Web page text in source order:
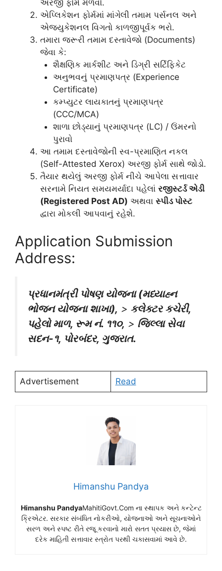
અરજી ફોર્મ મેળવો.
એપ્લિકેશન ફોર્મમાં માંગેલી તમામ પર્સનલ અને
એજ્યુકેશનલ વિગતો કાળજીપૂર્વક ભરો.
તમારા જરૂરી તમામ દસ્તાવેજો (Documents)
જેવા કે:
શૈક્ષણિક માર્કશીટ અને ડિગ્રી સર્ટિફિકેટ
અનુભવનું પ્રમાણપત્ર (Experience
Certificate)
કમ્પ્યુટર લાયકાતનું પ્રમાણપત્ર
(CCC/MCA)
શાળા છોડ્યાનું પ્રમાણપત્ર (LC) / ઉંમરનો
પુરાવો
આ તમામ દસ્તાવેજોની સ્વ-પ્રમાણિત નકલ
(Self-Attested Xerox) અરજી ફોર્મ સાથે જોડો.
તૈયાર થયેલું અરજી ફોર્મ નીચે આપેલા સત્તાવાર
સરનામે નિયત સમયમર્યાદા પહેલાં રજીસ્ટર્ડ એડી
(Registered Post AD) અથવા સ્પીડ પોસ્ટ
દ્વારા મોકલી આપવાનું રહેશે.
Application Submission
Address:
પ્રધાનમંત્રી પોષણ યોજના (મધ્યાહ્ન
ભોજન યોજના શાખા), > કલેક્ટર કચેરી,
પહેલો માળ, રૂમ નં. ૧૧૦, > જિલ્લા સેવા
સદન-૧, પોરબંદર, ગુજરાત.
Advertisement Read
Himanshu Pandya
Himanshu PandyaMahitiGovt.Com ના સ્થાપક અને કન્ટેન્ટ
ક્રિએટર. સરકાર સંબંધિત નોકરીઓ, યોજનાઓ અને સૂચનાઓને
સરળ અને સ્પષ્ટ રીતે રજૂ કરવાનો મારો સતત પ્રયાસ છે, જેમાં
દરેક માહિતી સત્તાવાર સ્ત્રોત પરથી ચકાસવામાં આવે છે.